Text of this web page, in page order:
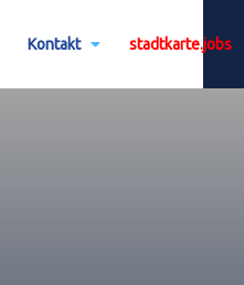
Kontakt stadtkarte.jobs